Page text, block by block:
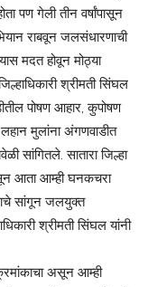
पण गेली तीन वर्षांपासून
राबवून जलसंधारणाची
मदत होवून मोठ्या
श्रीमती सिंघल
पोषण आहार, कुपोषण
मुलांना अंगणवाडीत
सांगितले. सातारा जिल्हा
आता आम्ही घनकचरा
सांगून जलयुक्त
श्रीमती सिंघल यांनी
क्रमांकाचा असून आम्ही